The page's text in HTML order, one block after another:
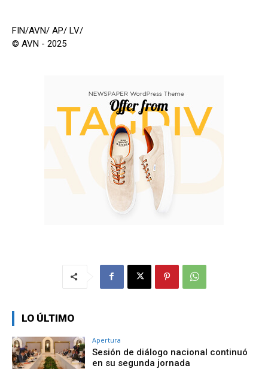
FIN/AVN/ AP/ LV/
© AVN - 2025
LO ÚLTIMO
Apertura
Sesión de diálogo nacional continuó
en su segunda jornada